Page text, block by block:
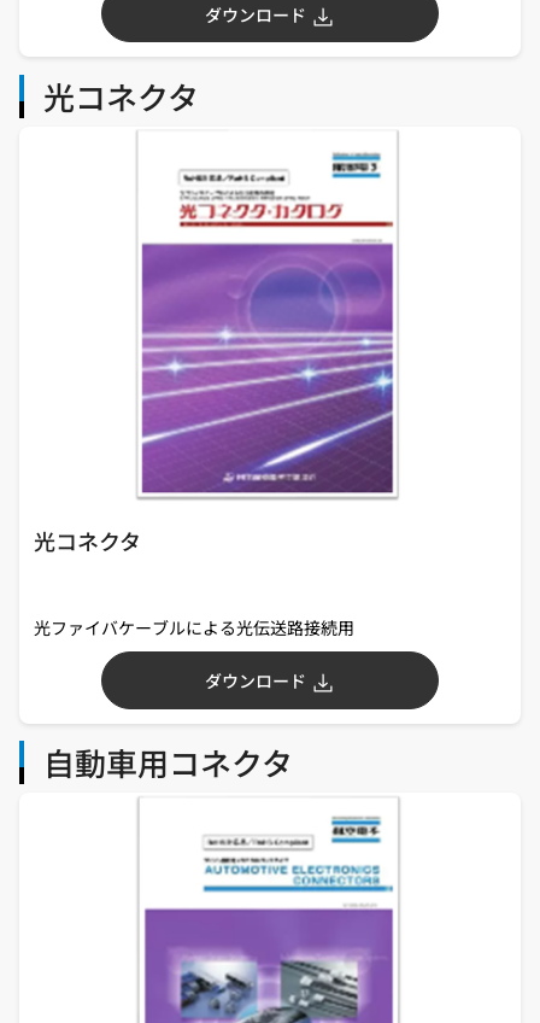
ダウンロード
光コネクタ
光コネクタ
光ファイバケーブルによる光伝送路接続用
ダウンロード
自動車用コネクタ